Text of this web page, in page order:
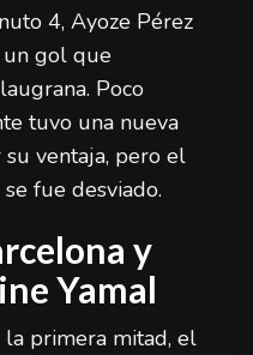
4, Ayoze Pérez
gol que
Poco
tuvo una nueva
ventaja, pero el
fue desviado.
y
Yamal
primera mitad, el